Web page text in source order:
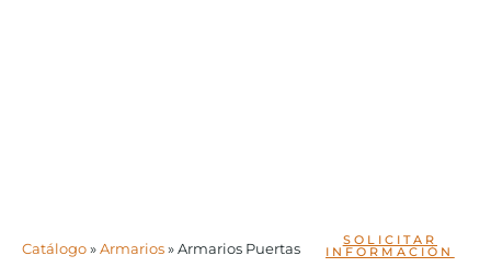
Catálogo»Armarios»Armarios Puertas
SOLICITAR
INFORMACIÓN